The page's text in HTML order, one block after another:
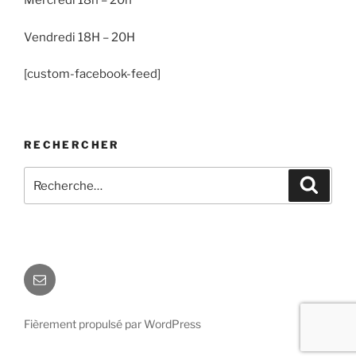
Vendredi 18H – 20H
[custom-facebook-feed]
RECHERCHER
pour
E-
mail
Fièrement propulsé par WordPress